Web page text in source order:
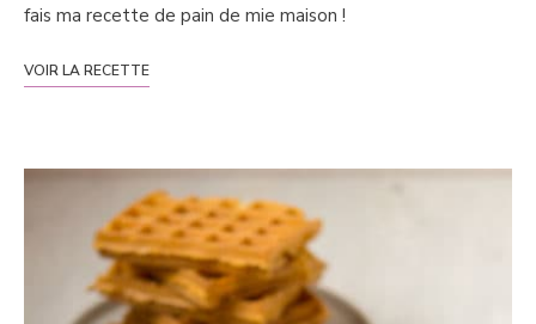
fais ma recette de pain de mie maison !
VOIR LA RECETTE